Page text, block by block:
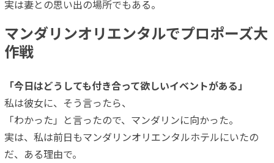
実は妻との思い出の場所でもある。
マンダリンオリエンタルでプロポーズ大
作戦
「今日はどうしても付き合って欲しいイベントがある」
私は彼女に、そう言ったら、
「わかった」と言ったので、マンダリンに向かった。
実は、私は前日もマンダリンオリエンタルホテルにいたの
だ、ある理由で。